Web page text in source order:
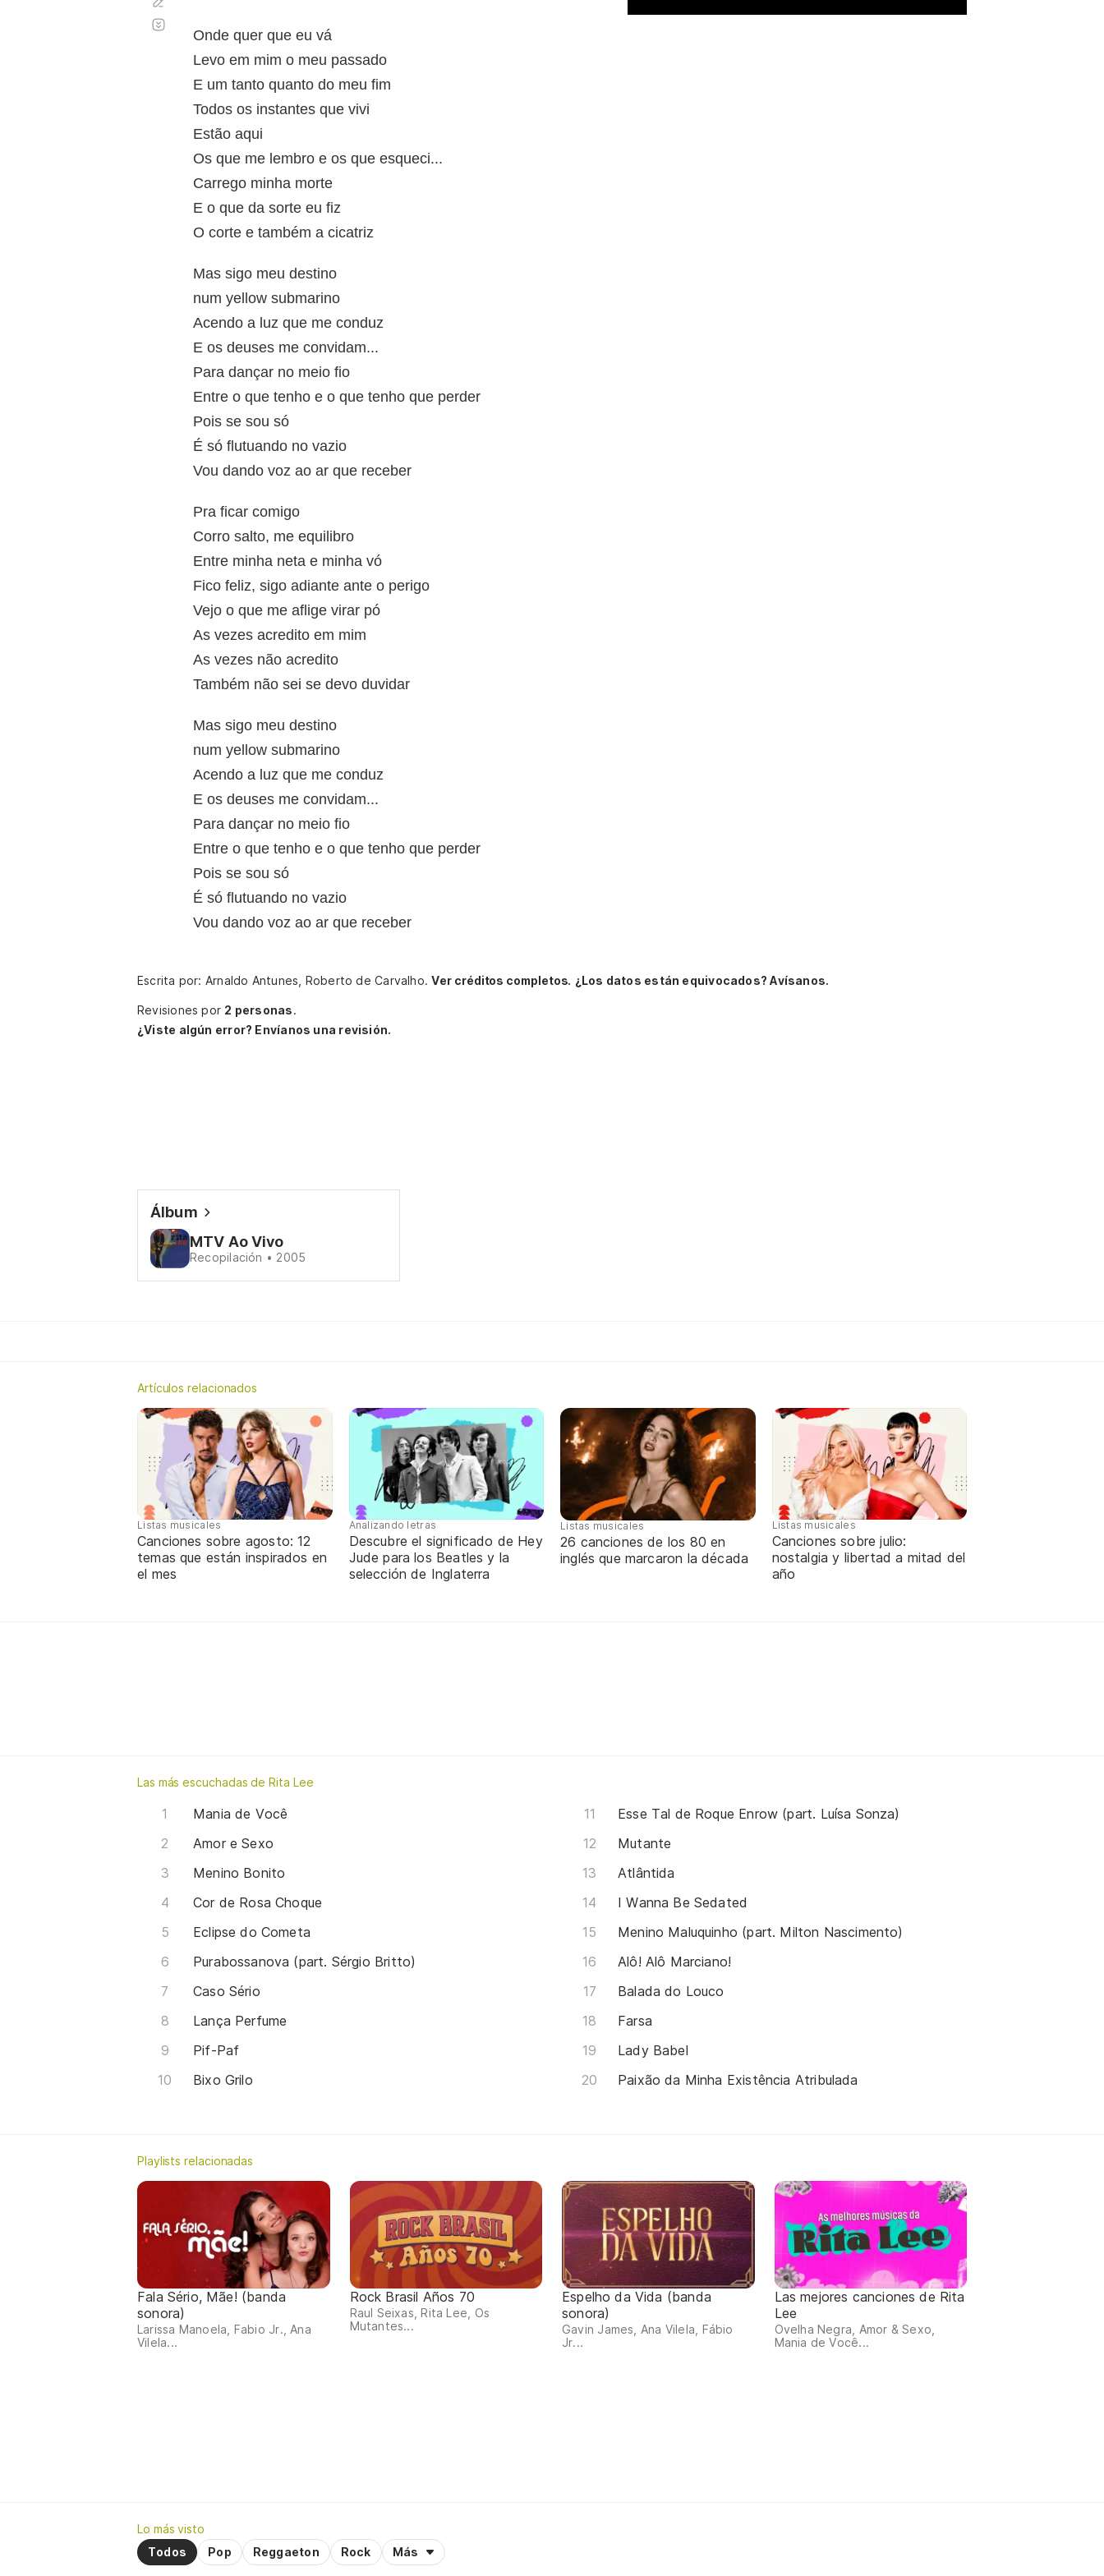
Onde quer que eu vá
Levo em mim o meu passado
E um tanto quanto do meu fim
Todos os instantes que vivi
Estão aqui
Os que me lembro e os que esqueci...
Carrego minha morte
E o que da sorte eu fiz
O corte e também a cicatriz
Mas sigo meu destino
num yellow submarino
Acendo a luz que me conduz
E os deuses me convidam...
Para dançar no meio fio
Entre o que tenho e o que tenho que perder
Pois se sou só
É só flutuando no vazio
Vou dando voz ao ar que receber
Pra ficar comigo
Corro salto, me equilibro
Entre minha neta e minha vó
Fico feliz, sigo adiante ante o perigo
Vejo o que me aflige virar pó
As vezes acredito em mim
As vezes não acredito
Também não sei se devo duvidar
Mas sigo meu destino
num yellow submarino
Acendo a luz que me conduz
E os deuses me convidam...
Para dançar no meio fio
Entre o que tenho e o que tenho que perder
Pois se sou só
É só flutuando no vazio
Vou dando voz ao ar que receber
automático
Escrita por: Arnaldo Antunes, Roberto de Carvalho.Ver créditos completos. ¿Los datos están equivocados? Avísanos.
Revisiones por 2 personas.
¿Viste algún error? Envíanos una revisión.
Álbum
MTV Ao Vivo
Recopilación • 2005
Artículos relacionados
Listas musicales
Canciones sobre agosto: 12
temas que están inspirados en
el mes
Analizando letras
Descubre el significado de Hey
Jude para los Beatles y la
selección de Inglaterra
Listas musicales
26 canciones de los 80 en
inglés que marcaron la década
Listas musicales
Canciones sobre julio:
nostalgia y libertad a mitad del
año
Las más escuchadas de Rita Lee
Mania de Você
Amor e Sexo
Menino Bonito
Cor de Rosa Choque
Eclipse do Cometa
Purabossanova (part. Sérgio Britto)
Caso Sério
Lança Perfume
Pif-Paf
Bixo Grilo
Esse Tal de Roque Enrow (part. Luísa Sonza)
Mutante
Atlântida
I Wanna Be Sedated
Menino Maluquinho (part. Milton Nascimento)
Alô! Alô Marciano!
Balada do Louco
Farsa
Lady Babel
Paixão da Minha Existência Atribulada
Playlists relacionadas
Fala Sério, Mãe! (banda
sonora)
Larissa Manoela, Fabio Jr., Ana
Vilela...
Rock Brasil Años 70
Raul Seixas, Rita Lee, Os
Mutantes...
Espelho da Vida (banda
sonora)
Gavin James, Ana Vilela, Fábio
Jr...
Las mejores canciones de Rita
Lee
Ovelha Negra, Amor & Sexo,
Mania de Você...
Lo más visto
Todos
Pop Reggaeton Rock Más